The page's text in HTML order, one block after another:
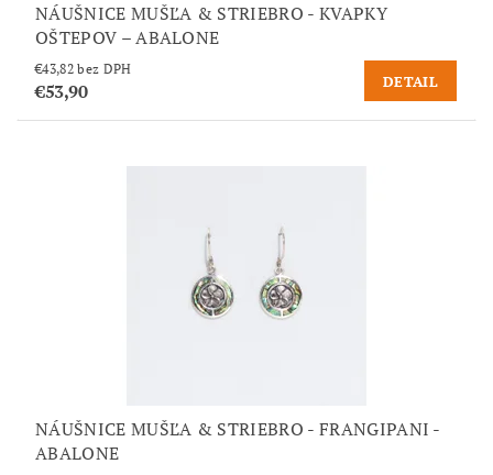
NÁUŠNICE MUŠĽA & STRIEBRO - KVAPKY
OŠTEPOV – ABALONE
€43,82 bez DPH
€53,90 DETAIL
NÁUŠNICE MUŠĽA & STRIEBRO - FRANGIPANI -
ABALONE